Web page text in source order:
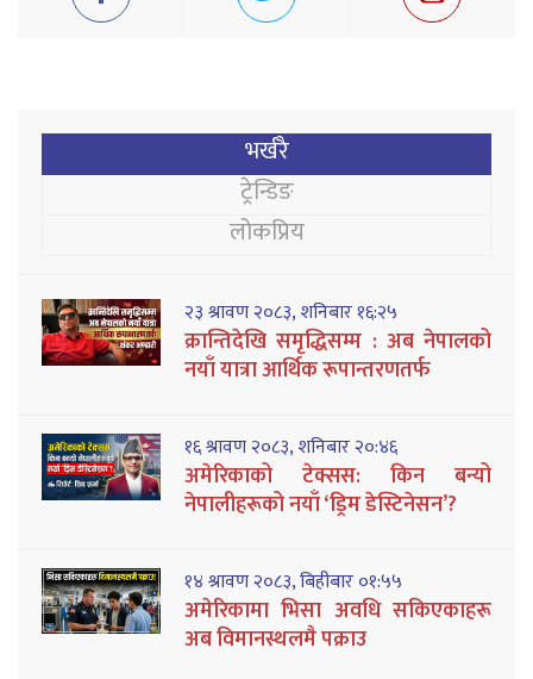
भर्खरै
ट्रेन्डिङ
लोकप्रिय
२३ श्रावण २०८३, शनिबार १६:२५
क्रान्तिदेखि समृद्धिसम्म : अब नेपालको
नयाँ यात्रा आर्थिक रूपान्तरणतर्फ
१६ श्रावण २०८३, शनिबार २०:४६
अमेरिकाको टेक्सस: किन बन्यो
नेपालीहरूको नयाँ ‘ड्रिम डेस्टिनेसन’?
१४ श्रावण २०८३, बिहीबार ०१:५५
अमेरिकामा भिसा अवधि सकिएकाहरू
अब विमानस्थलमै पक्राउ